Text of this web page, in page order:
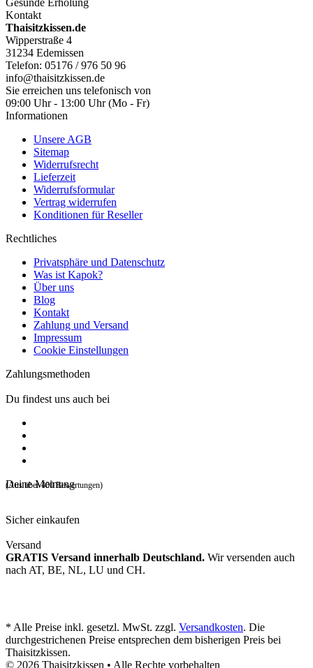
Kontakt
Thaisitzkissen.de
Wipperstraße 4
31234 Edemissen
Telefon: 05176 / 976 50 96
info@thaisitzkissen.de
Sie erreichen uns telefonisch von
09:00 Uhr - 13:00 Uhr (Mo - Fr)
Informationen
Unsere AGB
Sitemap
Widerrufsrecht
Lieferzeit
Widerrufsformular
Vertrag widerrufen
Konditionen für Reseller
Rechtliches
Privatsphäre und Datenschutz
Was ist Kapok?
Über uns
Blog
Kontakt
Zahlung und Versand
Impressum
Cookie Einstellungen
Zahlungsmethoden
Du findest uns auch bei
Deine Meinung
(Aus über 400 Bewertungen)
Sicher einkaufen
Versand
GRATIS Versand innerhalb Deutschland. Wir versenden auch
nach AT, BE, NL, LU und CH.
* Alle Preise inkl. gesetzl. MwSt. zzgl. Versandkosten. Die
durchgestrichenen Preise entsprechen dem bisherigen Preis bei
Thaisitzkissen.
© 2026 Thaisitzkissen • Alle Rechte vorbehalten